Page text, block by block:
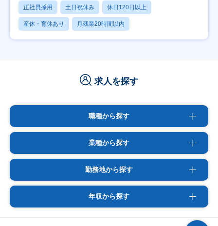
正社員採用 土日祝休み 休日120日以上
産休・育休あり 月残業20時間以内
求人を探す
職種から探す
業種から探す
勤務地から探す
年収から探す